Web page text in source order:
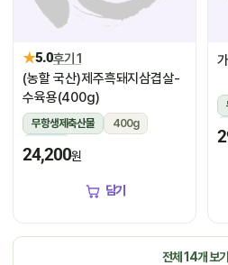
★5.0후기 1
(농할 국산)제주흑돼지삼겹살-
수육용(400g)
무항생제축산물
400g
24,200원
담기
전체 14개 보